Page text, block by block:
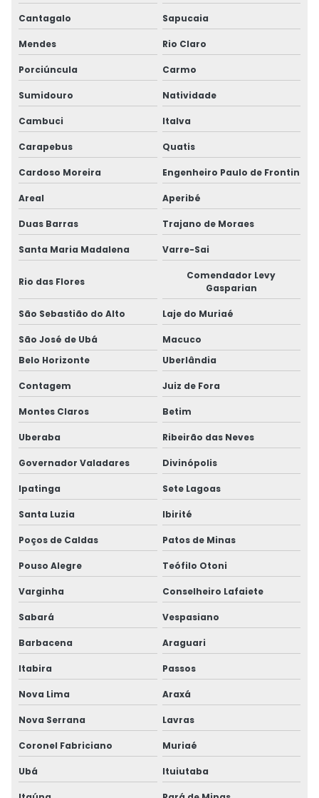
Cantagalo Sapucaia
Mendes Rio Claro
Porciúncula Carmo
Sumidouro Natividade
Cambuci Italva
Carapebus Quatis
Cardoso Moreira Engenheiro Paulo de Frontin
Areal Aperibé
Duas Barras Trajano de Moraes
Santa Maria Madalena Varre-Sai
Rio das Flores
Comendador Levy
Gasparian
São Sebastião do Alto Laje do Muriaé
São José de Ubá
Macuco
Belo Horizonte
Uberlândia
Contagem Juiz de Fora
Montes Claros Betim
Uberaba Ribeirão das Neves
Governador Valadares Divinópolis
Ipatinga Sete Lagoas
Santa Luzia Ibirité
Poços de Caldas Patos de Minas
Pouso Alegre Teófilo Otoni
Varginha Conselheiro Lafaiete
Sabará Vespasiano
Barbacena Araguari
Itabira Passos
Nova Lima Araxá
Nova Serrana Lavras
Coronel Fabriciano Muriaé
Ubá Ituiutaba